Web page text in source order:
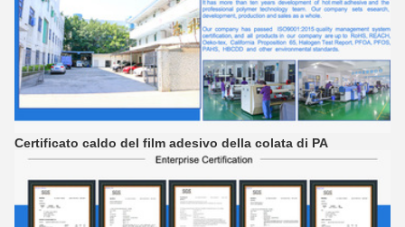
Certificato caldo del film adesivo della colata di PA